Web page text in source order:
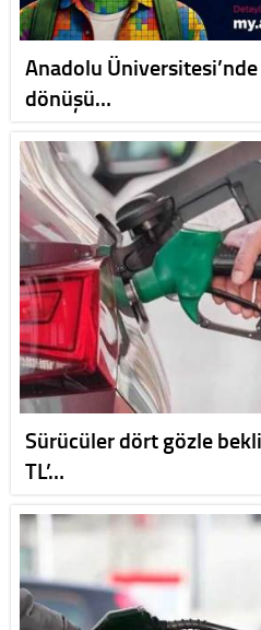
Anadolu
dönüşü…
Sürücüler dört gözle
TL’…